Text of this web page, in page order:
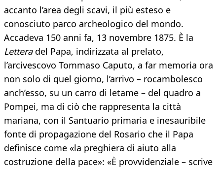
accanto l’area degli scavi, il più esteso e
conosciuto parco archeologico del mondo.
Accadeva 150 anni fa, 13 novembre 1875. È la
Lettera del Papa, indirizzata al prelato,
l’arcivescovo Tommaso Caputo, a far memoria ora
non solo di quel giorno, l’arrivo – rocambolesco
anch’esso, su un carro di letame – del quadro a
Pompei, ma di ciò che rappresenta la città
mariana, con il Santuario primaria e inesauribile
fonte di propagazione del Rosario che il Papa
definisce come «la preghiera di aiuto alla
costruzione della pace»: «È provvidenziale – scrive